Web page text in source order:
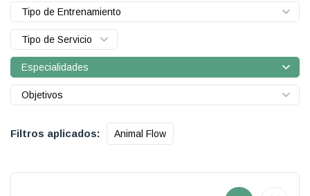
Tipo de Entrenamiento
Tipo de Servicio
Especialidades
Objetivos
Filtros aplicados: Animal Flow